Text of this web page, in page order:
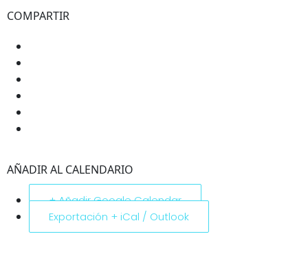
COMPARTIR
AÑADIR AL CALENDARIO
+ Añadir Google Calendar
Exportación + iCal / Outlook